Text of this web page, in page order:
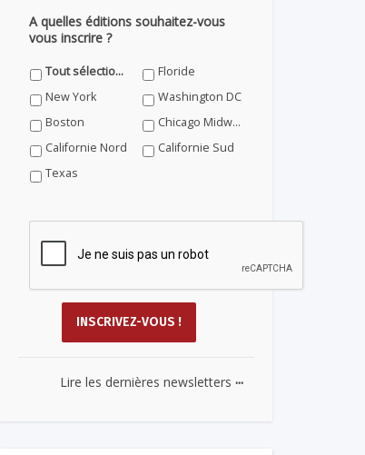
A quelles éditions souhaitez-vous
vous inscrire ?
Tout sélectionner
Floride
New York
Washington DC
Boston
Chicago Midwest
Californie Nord
Californie Sud
Texas
Lire les dernières newsletters ...